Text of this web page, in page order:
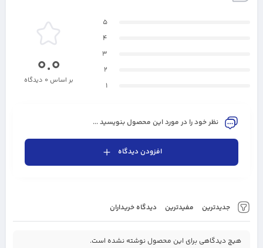
جدیدترین مفیدترین دیدگاه خریداران
هیچ دیدگاهی برای این محصول نوشته نشده است.
5
4
3
2
1
0.0
بر اساس 0 دیدگاه
نظر خود را در مورد این محصول بنویسید ...
افزودن دیدگاه